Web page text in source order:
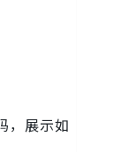
，展示如